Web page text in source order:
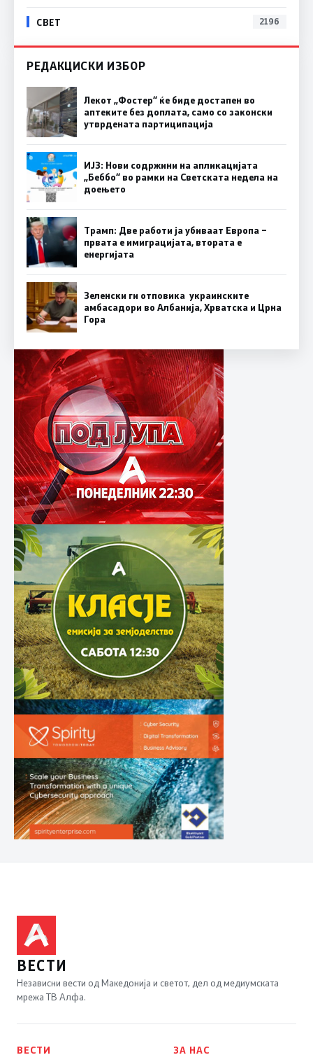
СВЕТ 2196
РЕДАКЦИСКИ ИЗБОР
Лекот „Фостер“ ќе биде достапен во
аптеките без доплата, само со законски
утврдената партиципација
ИЈЗ: Нови содржини на апликацијата
„Беббо“ во рамки на Светската недела на
доењето
Трамп: Две работи ја убиваат Европа –
првата е имиграцијата, втората е
енергијата
Зеленски ги отповика украинските
амбасадори во Албанија, Хрватска и Црна
Гора
ВЕСТИ
Независни вести од Македонија и светот, дел од медиумската
мрежа ТВ Алфа.
ВЕСТИ ЗА НАС